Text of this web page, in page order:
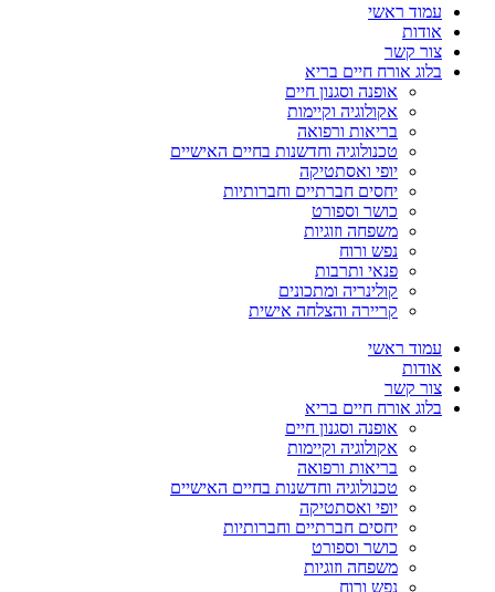
עמוד ראשי
אודות
צור קשר
בלוג אורח חיים בריא
אופנה וסגנון חיים
אקולוגיה וקיימות
בריאות ורפואה
טכנולוגיה וחדשנות בחיים האישיים
יופי ואסתטיקה
יחסים חברתיים וחברותיות
כושר וספורט
משפחה וזוגיות
נפש ורוח
פנאי ותרבות
קולינריה ומתכונים
קריירה והצלחה אישית
עמוד ראשי
אודות
צור קשר
בלוג אורח חיים בריא
אופנה וסגנון חיים
אקולוגיה וקיימות
בריאות ורפואה
טכנולוגיה וחדשנות בחיים האישיים
יופי ואסתטיקה
יחסים חברתיים וחברותיות
כושר וספורט
משפחה וזוגיות
נפש ורוח